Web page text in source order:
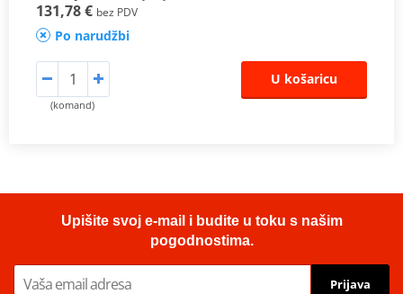
131,78 € bez PDV
Po narudžbi
(komand)
U košaricu
Upišite svoj e-mail i budite u toku s našim
pogodnostima.
Prijava